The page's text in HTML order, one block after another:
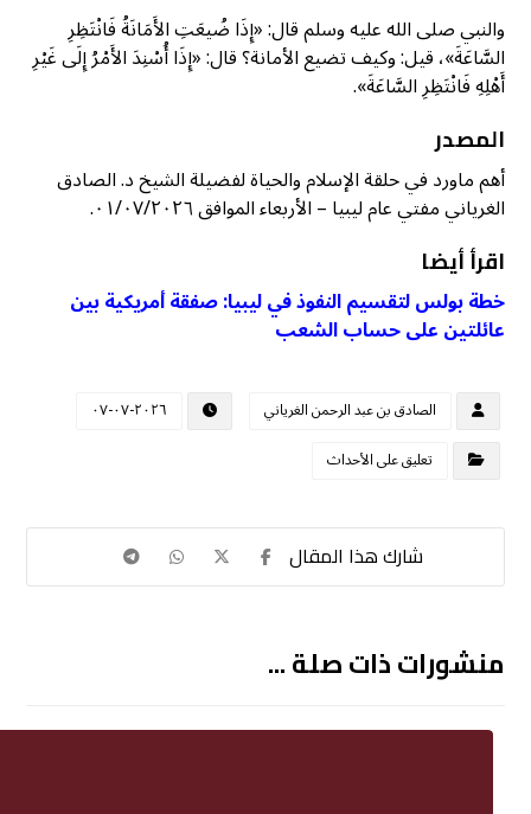
والنبي صلى الله عليه وسلم قال: «إِذَا ضُيعَتِ الأَمَانَةُ فَانْتَظِرِ
السَّاعَةَ»، قيل: وكيف تضيع الأمانة؟ قال: «إِذَا أُسْنِدَ الأَمْرُ إِلَى غَيْرِ
أَهْلِهِ فَانْتَظِرِ السَّاعَةَ».
المصدر
أهم ماورد في حلقة الإسلام والحياة لفضيلة الشيخ د. الصادق
الغرياني مفتي عام ليبيا – الأربعاء الموافق ٠١/٠٧/٢٠٢٦.
اقرأ أيضا
خطة بولس لتقسيم النفوذ في ليبيا: صفقة أمريكية بين
عائلتين على حساب الشعب
الصادق بن عبد الرحمن الغرياني
٢٠٢٦-٠٧-٠٧
تعليق على الأحداث
منشورات ذات صلة ...